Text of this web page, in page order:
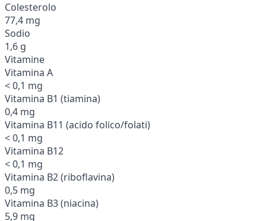
Colesterolo
77,4 mg
Sodio
1,6 g
Vitamine
Vitamina A
< 0,1 mg
Vitamina B1 (tiamina)
0,4 mg
Vitamina B11 (acido folico/folati)
< 0,1 mg
Vitamina B12
< 0,1 mg
Vitamina B2 (riboflavina)
0,5 mg
Vitamina B3 (niacina)
5,9 mg